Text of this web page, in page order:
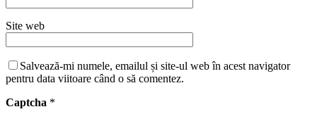
Site web
Salvează-mi numele, emailul și site-ul web în acest navigator
pentru data viitoare când o să comentez.
Captcha *